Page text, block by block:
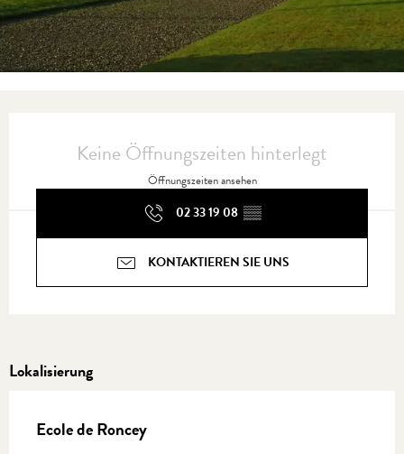
Keine Öffnungszeiten hinterlegt
Öffnungszeiten ansehen
02 33 19 08 ▒▒
KONTAKTIEREN SIE UNS
Lokalisierung
Ecole de Roncey